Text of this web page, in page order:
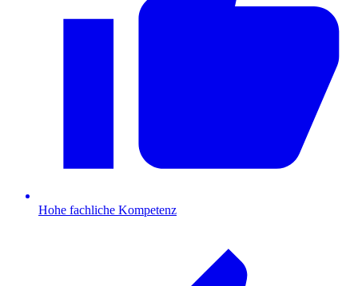
Hohe fachliche Kompetenz